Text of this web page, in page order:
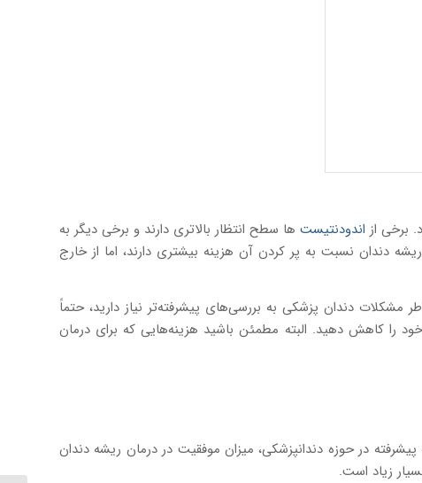
برخی از اندودنتیست ها سطح انتظار بالاتری دارند و برخی دیگر به
دندان نسبت به پر کردن آن هزینه بیشتری دارند، اما از خارج
دندان پزشکی به بررسی‌های پیشرفته‌تر نیاز دارید، حتماً
را کاهش دهید. البته مطمئن باشید هزینه‌هایی که برای درمان
در حوزه دندانپزشکی، میزان موفقیت در درمان ریشه دندان
زیاد است.